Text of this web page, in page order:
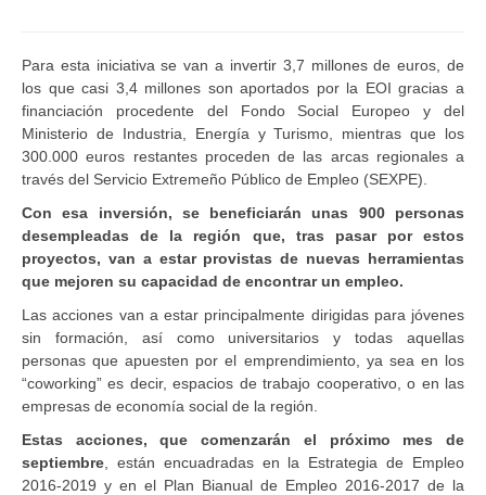
Para esta iniciativa se van a invertir 3,7 millones de euros, de
los que casi 3,4 millones son aportados por la EOI gracias a
financiación procedente del Fondo Social Europeo y del
Ministerio de Industria, Energía y Turismo, mientras que los
300.000 euros restantes proceden de las arcas regionales a
través del Servicio Extremeño Público de Empleo (SEXPE).
Con esa inversión, se beneficiarán unas 900 personas
desempleadas de la región que, tras pasar por estos
proyectos, van a estar provistas de nuevas herramientas
que mejoren su capacidad de encontrar un empleo.
Las acciones van a estar principalmente dirigidas para jóvenes
sin formación, así como universitarios y todas aquellas
personas que apuesten por el emprendimiento, ya sea en los
“coworking” es decir, espacios de trabajo cooperativo, o en las
empresas de economía social de la región.
Estas acciones, que comenzarán el próximo mes de
septiembre , están encuadradas en la Estrategia de Empleo
2016-2019 y en el Plan Bianual de Empleo 2016-2017 de la